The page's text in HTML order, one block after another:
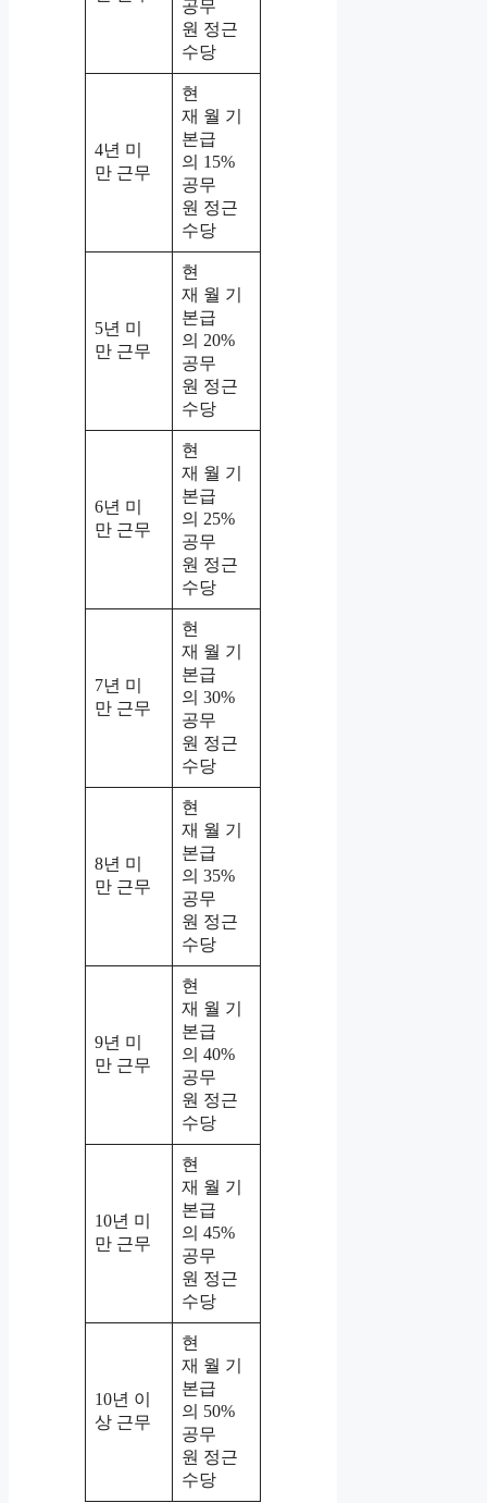
공무
원 정근
수당
4년 미
만 근무
현
재 월 기
본급
의 15%
공무
원 정근
수당
5년 미
만 근무
현
재 월 기
본급
의 20%
공무
원 정근
수당
6년 미
만 근무
현
재 월 기
본급
의 25%
공무
원 정근
수당
7년 미
만 근무
현
재 월 기
본급
의 30%
공무
원 정근
수당
8년 미
만 근무
현
재 월 기
본급
의 35%
공무
원 정근
수당
9년 미
만 근무
현
재 월 기
본급
의 40%
공무
원 정근
수당
10년 미
만 근무
현
재 월 기
본급
의 45%
공무
원 정근
수당
10년 이
상 근무
현
재 월 기
본급
의 50%
공무
원 정근
수당